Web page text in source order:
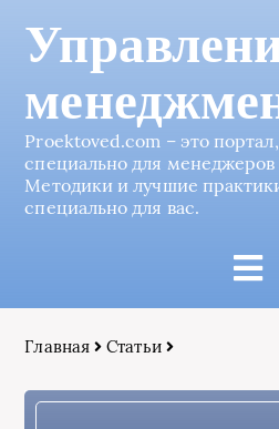
Proektoved.com – это
специально для менеджеров
Методики и лучшие
специально для вас.
Главная Статьи